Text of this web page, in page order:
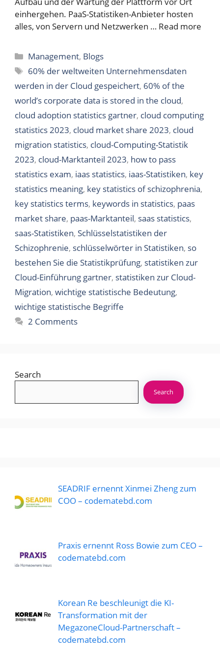
einhergehen. PaaS-Statistiken-Anbieter hosten
alles, von Servern und Netzwerken … Read more
Categories
Management, Blogs
Tags
60% der weltweiten Unternehmensdaten
werden in der Cloud gespeichert, 60% of the
world’s corporate data is stored in the cloud,
cloud adoption statistics gartner, cloud computing
statistics 2023, cloud market share 2023, cloud
migration statistics, cloud-Computing-Statistik
2023, cloud-Marktanteil 2023, how to pass
statistics exam, iaas statistics, iaas-Statistiken, key
statistics meaning, key statistics of schizophrenia,
key statistics terms, keywords in statistics, paas
market share, paas-Marktanteil, saas statistics,
saas-Statistiken, Schlüsselstatistiken der
Schizophrenie, schlüsselwörter in Statistiken, so
bestehen Sie die Statistikprüfung, statistiken zur
Cloud-Einführung gartner, statistiken zur Cloud-
Migration, wichtige statistische Bedeutung,
wichtige statistische Begriffe
2 Comments
Search
Search
SEADRIF ernennt Xinmei Zheng zum
COO – codematebd.com
Praxis ernennt Ross Bowie zum CEO –
codematebd.com
Korean Re beschleunigt die KI-
Transformation mit der
MegazoneCloud-Partnerschaft –
codematebd.com